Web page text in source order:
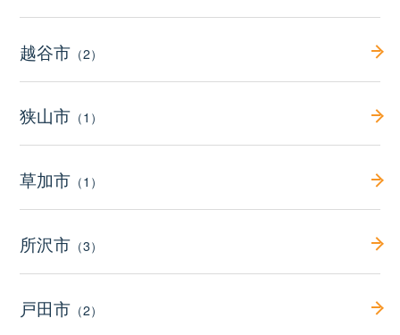
越谷市 （2）
狭山市 （1）
草加市 （1）
所沢市 （3）
戸田市 （2）